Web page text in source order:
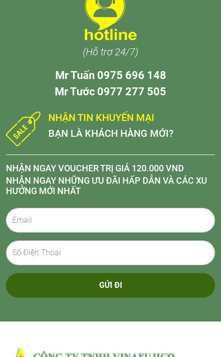
(Hỗ trợ 24/7)
Mr Tuấn 0975 696 148
Mr Tước 0977 277 505
NHẬN TIN KHUYẾN MẠI
BẠN LÀ KHÁCH HÀNG MỚI?
NHẬN NGAY VOUCHER TRỊ GIÁ 120.000 VND
NHẬN NGAY NHỮNG ƯU ĐÃI HẤP DẪN VÀ CÁC XU
HƯỚNG MỚI NHẤT
GỬI ĐI